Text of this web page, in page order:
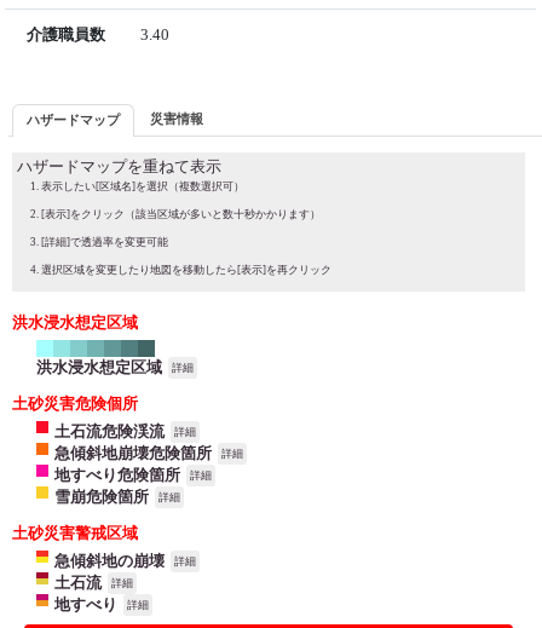
介護職員数 3.40
ハザードマップ 災害情報
ハザードマップを重ねて表示
表示したい[区域名]を選択（複数選択可）
[表示]をクリック（該当区域が多いと数十秒かかります）
[詳細]で透過率を変更可能
選択区域を変更したり地図を移動したら[表示]を再クリック
洪水浸水想定区域
洪水浸水想定区域 詳細
土砂災害危険個所
土石流危険渓流
詳細
急傾斜地崩壊危険箇所 詳細
地すべり危険箇所 詳細
雪崩危険箇所 詳細
土砂災害警戒区域
急傾斜地の崩壊
詳細
土石流 詳細
地すべり 詳細